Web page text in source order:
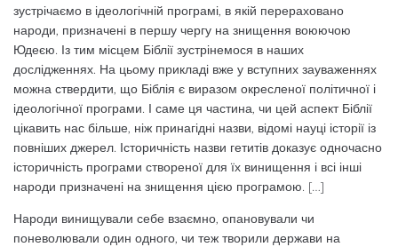
зустрічаємо в ідеологічній програмі, в якій перераховано
народи, призначені в першу чергу на знищення воюючою
Юдеєю. Із тим місцем Біблії зустрінемося в наших
дослідженнях. На цьому прикладі вже у вступних зауваженнях
можна ствердити, що Біблія є виразом окресленої політичної і
ідеологічної програми. І саме ця частина, чи цей аспект Біблії
цікавить нас більше, ніж принагідні назви, відомі науці історії із
повніших джерел. Історичність назви гетитів доказує одночасно
історичність програми створеної для їх винищення і всі інші
народи призначені на знищення цією програмою. […]
Народи винищували себе взаємно, опановували чи
поневолювали один одного, чи теж творили держави на